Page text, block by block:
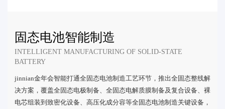
固态电池智能制造
INTELLIGENT MANUFACTURING OF SOLID-STATE
BATTERY
jinnian金年会智能打通全固态电池制造工艺环节，推出全固态整线解
决方案，覆盖全固态电极制备、全固态电解质膜制备及复合设备、裸
电芯组装到致密化设备、高压化成分容等全固态电池制造关键设备，